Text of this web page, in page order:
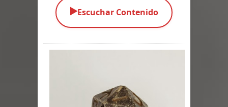
Parte 05: Los Horrores del Infierno
Parte 01: El Comienzo
▶️Escuchar Contenido